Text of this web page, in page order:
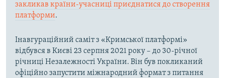
закликав країни-учасниці приєднатися до створення
платформи.
Інавгураційний саміт з «Кримської платформі»
відбувся в Києві 23 серпня 2021 року – до 30-річної
річниці Незалежності України. Він був покликаний
офіційно запустити міжнародний формат з питання